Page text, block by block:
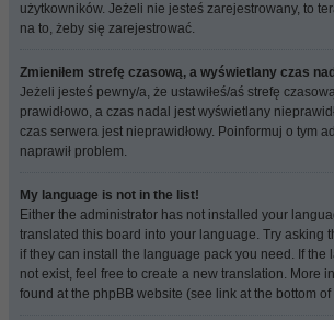
użytkowników. Jeżeli nie jesteś zarejestrowany, to
na to, żeby się zarejestrować.
Zmieniłem strefę czasową, a wyświetlany czas
Jeżeli jesteś pewny/a, że ustawiłeś/aś strefę
prawidłowo, a czas nadal jest wyświetlany
czas serwera jest nieprawidłowy. Poinformuj o tym
naprawił problem.
My language is not in the list!
Either the administrator has not installed your
translated this board into your language. Try asking
if they can install the language pack you need. If the
not exist, feel free to create a new translation. More
found at the phpBB website (see link at the bottom